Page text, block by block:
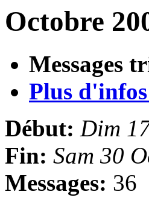
Octobre
Messages
Plus
Début: Dim
Fin: Sam 30
Messages: 36